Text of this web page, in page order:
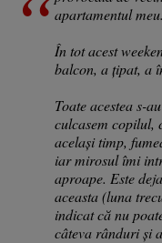
apartamentul meu.
În tot acest
balcon, a țipat, a
Toate acestea s-
culcasem copilul,
același timp,
iar mirosul îmi
aproape. Este
aceasta (luna
indicat că nu
câteva rânduri și